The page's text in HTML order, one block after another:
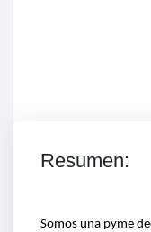
Resumen:
Somos una pyme